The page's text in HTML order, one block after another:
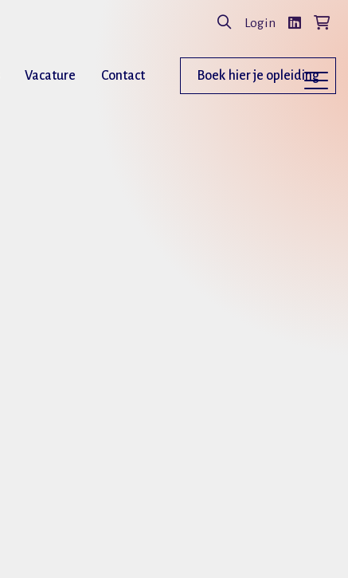
Login
Vacature Contact Boek hier je opleiding